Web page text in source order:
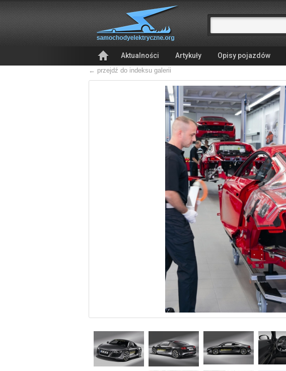
Aktualności Artykuły Opisy pojazdów
← przejdź do indeksu galerii